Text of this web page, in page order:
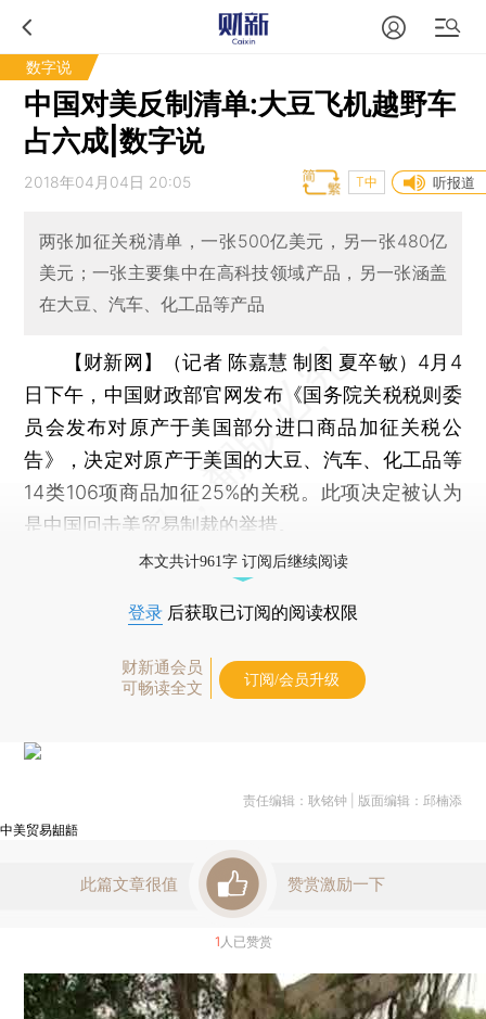
数字说
中国对美反制清单:大豆飞机越野车
占六成|数字说
2018年04月04日 20:05 听报道
T中
两张加征关税清单，一张500亿美元，另一张480亿
美元；一张主要集中在高科技领域产品，另一张涵盖
在大豆、汽车、化工品等产品
【财新网】（记者 陈嘉慧 制图 夏卒敏） 4月4
日下午，中国财政部官网发布《国务院关税税则委
员会发布对原产于美国部分进口商品加征关税公
告》，决定对原产于美国的大豆、汽车、化工品等
14类106项商品加征25%的关税。此项决定被认为
是中国回击美贸易制裁的举措。
本文共计961字 订阅后继续阅读
登录 后获取已订阅的阅读权限
财新通会员
可畅读全文
订阅/会员升级
责任编辑：耿铭钟 | 版面编辑：邱楠添
中美贸易龃龉
此篇文章很值 赞赏激励一下
1 人已赞赏